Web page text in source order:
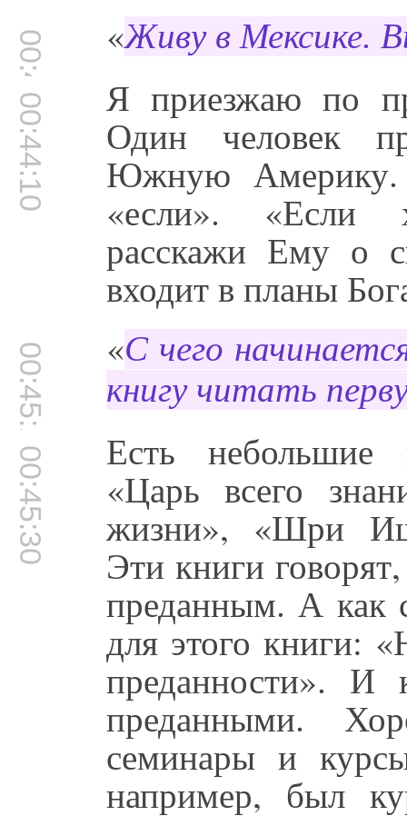
00:44:03 «Живу в Мексике.
00:44:10 Я приезжаю по
Один человек
Южную Америку.
«если». «Если
расскажи Ему о
входит в планы
00:45:15 «С чего
книгу читать
00:45:30 Есть
«Царь всего
жизни», «Шри
Эти книги
преданным. А как
для этого книги:
преданности». И
преданными.
семинары и
например, был